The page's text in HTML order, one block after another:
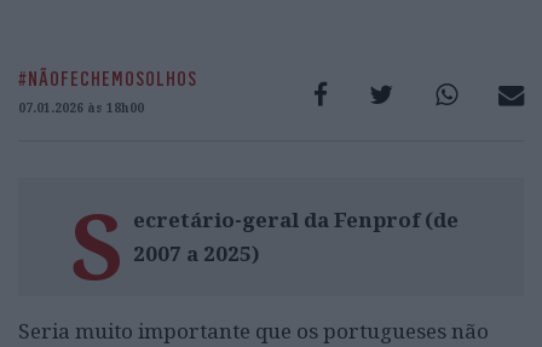
#NÃOFECHEMOSOLHOS
07.01.2026 às 18h00
S ecretário-geral da Fenprof (de
2007 a 2025)
Seria muito importante que os portugueses não